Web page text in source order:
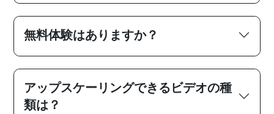
無料体験はありますか？
アップスケーリングできるビデオの種
類は？